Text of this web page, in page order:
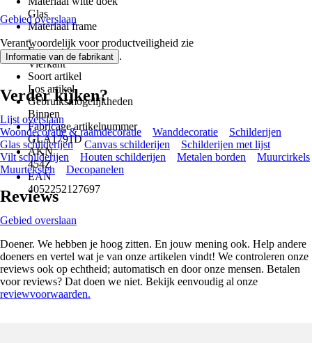
Glas
Materiaal frame
-
Formaat
Vierkant
Soort artikel
Los artikel
Gebruiksmogelijkheden
Binnen
Fabricage artikelnummer
GLA1791D
AKN
454Z
EAN
4052252127697
Gebied overslaan
Verantwoordelijk voor productveiligheid zie
Informatie van de fabrikant .
Verder kijken?
Lijst overslaan
Woondecoratie & raamdecoratie
Wanddecoratie
Schilderijen
Glas schilderijen
Canvas schilderijen
Schilderijen met lijst
Vilt schilderijen
Houten schilderijen Metalen borden
Muurcirkels
Muurteksten
Decopanelen
Reviews
Gebied overslaan
Doener. We hebben je hoog zitten. En jouw mening ook. Help andere
doeners en vertel wat je van onze artikelen vindt! We controleren onze
reviews ook op echtheid; automatisch en door onze mensen. Betalen
voor reviews? Dat doen we niet. Bekijk eenvoudig al onze
reviewvoorwaarden.